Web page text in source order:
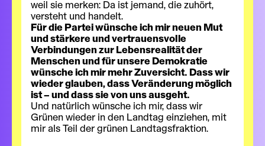
weil sie merken: Da ist jemand, die zuhört,
versteht und handelt.
Für die Partei wünsche ich mir neuen Mut
und stärkere und vertrauensvolle
Verbindungen zur Lebensrealität der
Menschen und für unsere Demokratie
wünsche ich mir mehr Zuversicht. Dass wir
wieder glauben, dass Veränderung möglich
ist – und dass sie von uns ausgeht.
Und natürlich wünsche ich mir, dass wir
Grünen wieder in den Landtag einziehen, mit
mir als Teil der grünen Landtagsfraktion.